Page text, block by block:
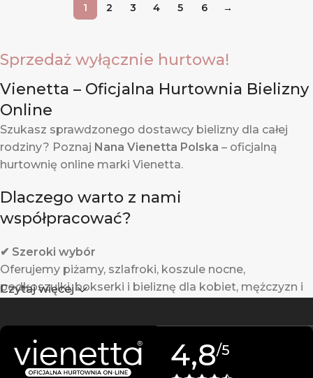
1 2 3 4 5 6 →
Sprzedaż wyłącznie hurtowa!
Vienetta – Oficjalna Hurtownia Bielizny
Online
Szukasz sprawdzonego dostawcy bielizny dla całej
rodziny? Poznaj Nana Vienetta Polska – oficjalną
hurtownię online marki Vienetta.
Dlaczego warto z nami
współpracować?
✔ Szeroki wybór
Oferujemy piżamy, szlafroki, koszule nocne,
podkoszulki, bokserki i bieliznę dla kobiet, mężczyzn i
Produkty Vienetta powstają w Turcji z wysokiej jakości
materiałów – są trwałe i komfortowe w noszeniu.
Czytaj więcej
4,8/5